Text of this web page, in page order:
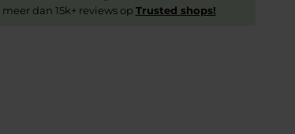
meer dan 15k+ reviews op Trusted shops!